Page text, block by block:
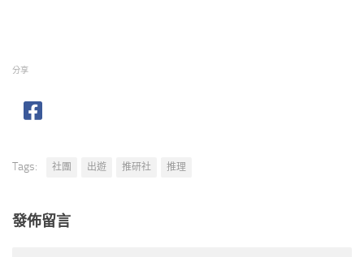
分享
Tags: 社團 出遊 推研社 推理
發佈留言